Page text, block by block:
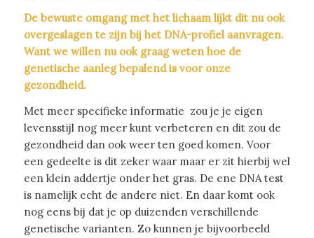
De bewuste omgang met het lichaam lijkt dit nu ook
overgeslagen te zijn bij het DNA-profiel aanvragen.
Want we willen nu ook graag weten hoe de
genetische aanleg bepalend is voor onze
gezondheid.
Met meer specifieke informatie zou je je eigen
levensstijl nog meer kunt verbeteren en dit zou de
gezondheid dan ook weer ten goed komen. Voor
een gedeelte is dit zeker waar maar er zit hierbij wel
een klein addertje onder het gras. De ene DNA test
is namelijk echt de andere niet. En daar komt ook
nog eens bij dat je op duizenden verschillende
genetische varianten. Zo kunnen je bijvoorbeeld